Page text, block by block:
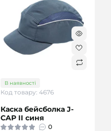
В наявності
Код товару: 4676
Каска бейсболка J-
CAP II синя
0